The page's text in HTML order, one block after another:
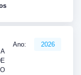
Ano: 2026